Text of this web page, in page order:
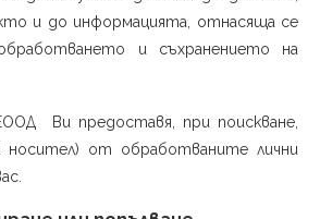
и до информацията, отнасяща се
и съхранението на
Ви предоставя, при поискване,
носител) от обработваните лични